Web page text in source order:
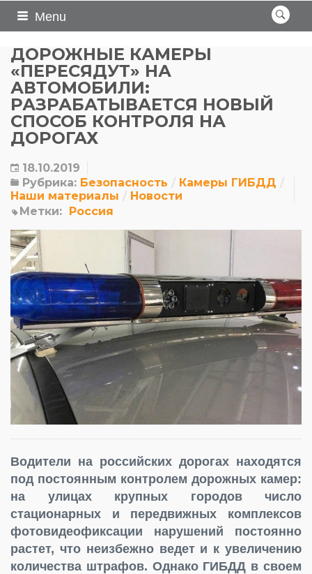
Menu
ДОРОЖНЫЕ КАМЕРЫ
«ПЕРЕСЯДУТ» НА
АВТОМОБИЛИ:
РАЗРАБАТЫВАЕТСЯ НОВЫЙ
СПОСОБ КОНТРОЛЯ НА
ДОРОГАХ
18.10.2019
Рубрика: Безопасность
Камеры ГИБДД
Наши материалы
Новости
Метки: Россия
Водители на российских дорогах находятся
под постоянным контролем дорожных камер:
на улицах крупных городов число
стационарных и передвижных комплексов
фотовидеофиксации нарушений постоянно
растет, что неизбежно ведет и к увеличению
количества штрафов. Однако ГИБДД в своем